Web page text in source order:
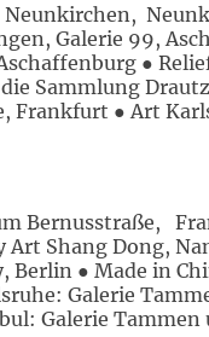
Galerie 99,
●
Sammlung
Frankfurt ● Art
Bernusstraße,
Art Shang Dong,
Berlin ● Made in
Galerie
Galerie Tammen